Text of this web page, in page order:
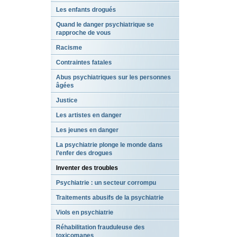
Les enfants drogués
Quand le danger psychiatrique se
rapproche de vous
Racisme
Contraintes fatales
Abus psychiatriques sur les personnes
âgées
Justice
Les artistes en danger
Les jeunes en danger
La psychiatrie plonge le monde dans
l’enfer des drogues
Inventer des troubles
Psychiatrie : un secteur corrompu
Traitements abusifs de la psychiatrie
Viols en psychiatrie
Réhabilitation frauduleuse des